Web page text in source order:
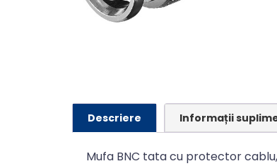
Descriere Informații
Mufa BNC tata cu protector